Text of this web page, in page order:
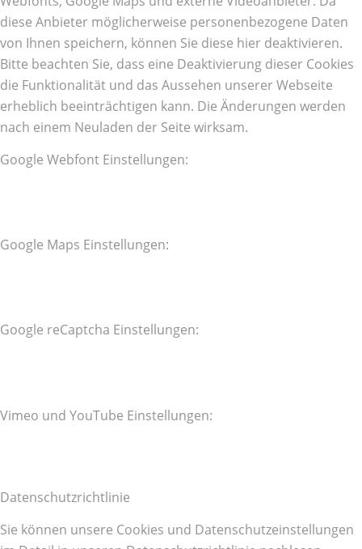
diese Anbieter möglicherweise personenbezogene Daten
von Ihnen speichern, können Sie diese hier deaktivieren.
Bitte beachten Sie, dass eine Deaktivierung dieser Cookies
die Funktionalität und das Aussehen unserer Webseite
erheblich beeinträchtigen kann. Die Änderungen werden
nach einem Neuladen der Seite wirksam.
Google Webfont Einstellungen:
Google Maps Einstellungen:
Google reCaptcha Einstellungen:
Vimeo und YouTube Einstellungen:
Datenschutzrichtlinie
Sie können unsere Cookies und Datenschutzeinstellungen